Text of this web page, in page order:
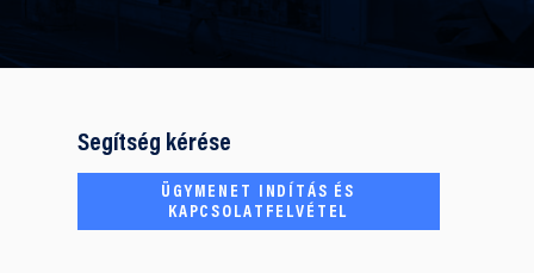
Segítség kérése
ÜGYMENET INDÍTÁS ÉS
KAPCSOLATFELVÉTEL